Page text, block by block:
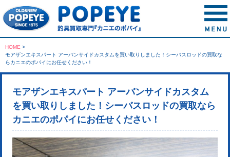
HOME >
モアザンエキスパート アーバンサイドカスタムを買い取りしました！シーバスロッドの買取な
らカニエのポパイにお任せください！
モアザンエキスパート アーバンサイドカスタム
を買い取りしました！シーバスロッドの買取なら
カニエのポパイにお任せください！